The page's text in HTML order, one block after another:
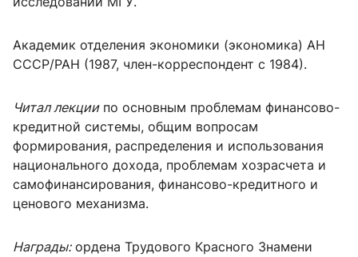
Академик отделения экономики (экономика) АН
СССР/РАН (1987, член-корреспондент с 1984).
Читал лекциипо основным проблемам финансово-
кредитной системы, общим вопросам
формирования, распределения и использования
национального дохода, проблемам хозрасчета и
самофинансирования, финансово-кредитного и
ценового механизма.
Награды:ордена Трудового Красного Знамени